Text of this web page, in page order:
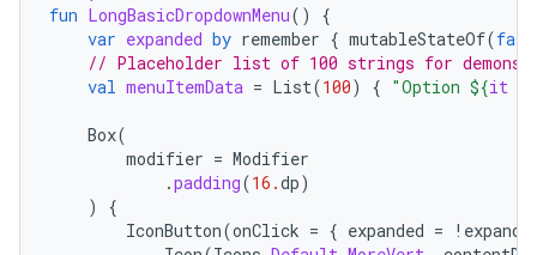
fun LongBasicDropdownMenu()
{
var expanded by remember { mutableStateOf(
// Placeholder list of 100 strings for
val menuItemData = List(100) { "Option ${it
Box(
modifier = Modifier
.padding(16.dp)
)
{
IconButton(onClick = { expanded = !